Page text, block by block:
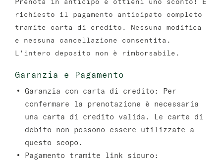
richiesto il pagamento anticipato completo
tramite carta di credito. Nessuna modifica
e nessuna cancellazione consentita.
L’intero deposito non è rimborsabile.
Garanzia e Pagamento
Garanzia con carta di credito:
Per
confermare la prenotazione è necessaria
una carta di credito valida. Le carte di
debito non possono essere utilizzate a
questo scopo.
Pagamento tramite link sicuro: